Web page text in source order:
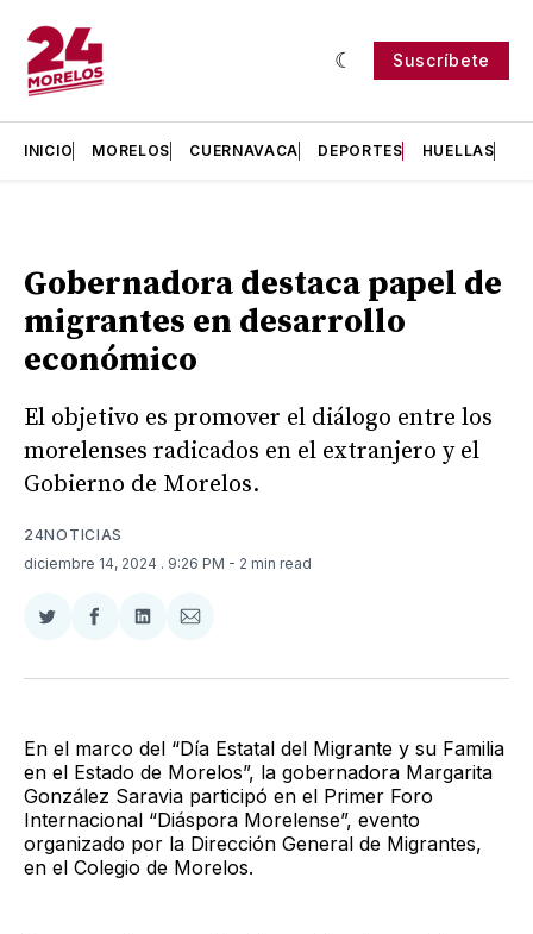
Suscríbete
INICIO MORELOS CUERNAVACA DEPORTES HUELLAS
Gobernadora destaca papel de
migrantes en desarrollo
económico
El objetivo es promover el diálogo entre los
morelenses radicados en el extranjero y el
Gobierno de Morelos.
24NOTICIAS
diciembre 14, 2024 . 9:26 PM - 2 min read
Compartir
Twitter
Compartir
Facebook
Compartir
LinkedIn
Compartir
Email
En el marco del “Día Estatal del Migrante y su Familia
en el Estado de Morelos”, la gobernadora Margarita
González Saravia participó en el Primer Foro
Internacional “Diáspora Morelense”, evento
organizado por la Dirección General de Migrantes,
en el Colegio de Morelos.